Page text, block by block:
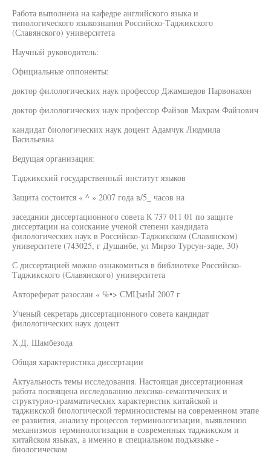
Работа выполнена на кафедре английского языка и
типологического языкознания Российско-Таджикского
(Славянского) университета
Научный руководитель:
Официальные оппоненты:
доктор филологических наук профессор Джамшедов Парвонахон
доктор филологических наук профессор Файзов Махрам Файзович
кандидат биологических наук доцент Адамчук Людмила
Васильевна
Ведущая организация:
Таджикский государственный институт языков
Защита состоится « ^ » 2007 года в/5_ часов на
заседании диссертационного совета К 737 011 01 по защите
диссертации на соискание ученой степени кандидата
филологических наук в Российско-Таджикском (Славянском)
университете (743025, г Душанбе, ул Мирзо Турсун-заде, 30)
С диссертацией можно ознакомиться в библиотеке Российско-
Таджикского (Славянского) университета
Автореферат разослан « %•> СМЦъиЫ 2007 г
Ученый секретарь диссертационного совета кандидат
филологических наук доцент
Х.Д. Шамбезода
Общая характеристика диссертации
Актуальность темы исследования. Настоящая диссертационная
работа посвящена исследованию лексико-семантических и
структурно-грамматических характеристик китайской и
таджикской биологической терминосистемы на современном этапе
ее развития, анализу процессов терминологизации, выявлению
механизмов терминологизации в современных таджикском и
китайском языках, а именно в специальном подъязыке -
биологическом